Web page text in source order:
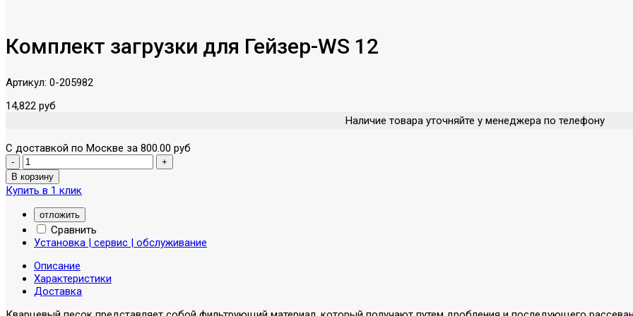
Комплект загрузки для Гейзер-WS 12
Артикул: 0-205982
14,822 руб
Наличие товара уточняйте у менеджера по телефону
С доставкой по Москве за 800.00 руб
Купить в 1 клик
отложить
Сравнить
Установка | сервис | обслуживание
Описание
Характеристики
Доставка